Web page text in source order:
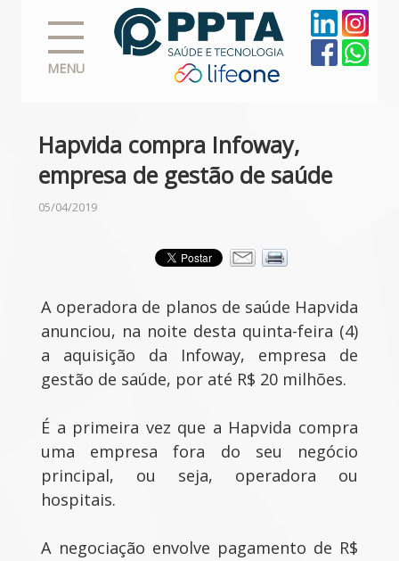
MENU
Hapvida compra Infoway,
empresa de gestão de saúde
05/04/2019
A operadora de planos de saúde Hapvida
anunciou, na noite desta quinta-feira (4)
a aquisição da Infoway, empresa de
gestão de saúde, por até R$ 20 milhões.
É a primeira vez que a Hapvida compra
uma empresa fora do seu negócio
principal, ou seja, operadora ou
hospitais.
A negociação envolve pagamento de R$